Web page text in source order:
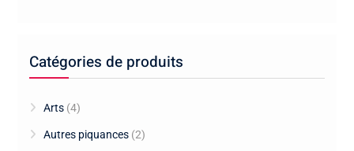
Catégories de produits
Arts (4)
Autres piquances (2)